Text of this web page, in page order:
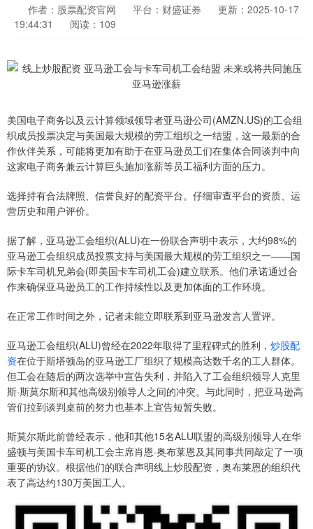
作者：股票配资官网 平台：财盛证券
更新：2025-10-17
19:44:31
阅读：109
美国电子商务以及云计算领域领导者亚马逊公司(AMZN.US)的工会组
织成员投票决定与美国最大规模的劳工组织之一结盟，这一最新的合
作伙伴关系，可能将更加有助于在亚马逊员工们在集体合同谈判中向
这家电子商务兼云计算巨头施加涨薪等员工福利方面的压力。
选择持有合法牌照、信誉良好的配资平台。仔细审查平台的资质、运
营历史和用户评价。
据了解，亚马逊工会组织(ALU)在一份联合声明中表示，大约98%的
亚马逊工会组织成员投票支持与美国最大规模的劳工组织之一——国
际卡车司机兄弟会(即美国卡车司机工会)建立联系。他们承诺通过合
作来确保亚马逊员工的工作持续性以及更加体面的工作环境。
在正常工作时间之外，记者未能立即联系到亚马逊发言人置评。
亚马逊工会组织(ALU)曾经在2022年取得了里程碑式的胜利， 炒股配
资在位于斯塔顿岛的亚马逊工厂组织了规模高达数千名的工人群体。
但工会在随后的两次选举中宣告失利，并陷入了工会组织领导人克里
斯·斯莫尔斯和其他高级别领导人之间的冲突。与此同时，把亚马逊高
管们拉到谈判桌前的努力也基本上宣告短暂失败。
斯莫尔斯此前曾经表示，他和其他15名ALU联盟的高级别领导人在华
盛顿与美国卡车司机工会主席肖恩·奥布莱恩及其同事共同敲定了一项
重要的协议。根据他们的联合声明线上炒股配资，奥布莱恩的组织代
表了高达约130万美国工人。